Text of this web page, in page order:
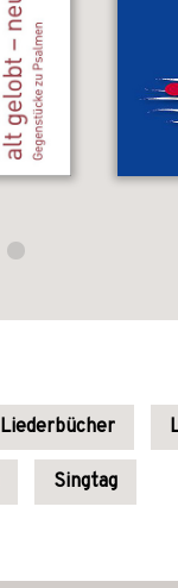
Liederbücher
Singtag